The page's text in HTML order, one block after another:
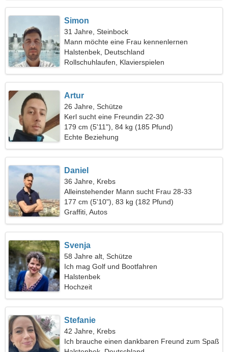
Simon
31 Jahre, Steinbock
Mann möchte eine Frau kennenlernen
Halstenbek, Deutschland
Rollschuhlaufen, Klavierspielen
Artur
26 Jahre, Schütze
Kerl sucht eine Freundin 22-30
179 cm (5'11"), 84 kg (185 Pfund)
Echte Beziehung
Daniel
36 Jahre, Krebs
Alleinstehender Mann sucht Frau 28-33
177 cm (5'10"), 83 kg (182 Pfund)
Graffiti, Autos
Svenja
58 Jahre alt, Schütze
Ich mag Golf und Bootfahren
Halstenbek
Hochzeit
Stefanie
42 Jahre, Krebs
Ich brauche einen dankbaren Freund zum Spaß